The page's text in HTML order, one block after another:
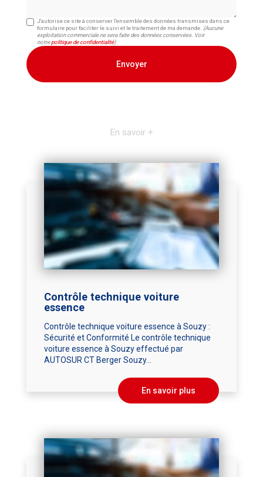
J'autorise ce site à conserver l'ensemble des données transmises dans ce
formulaire pour faciliter le suivi et le traitement de ma demande. (Aucune
exploitation commerciale ne sera faite des données conservées. Voir
notrepolitique de confidentialité)
En savoir +
Contrôle technique voiture
essence
Contrôle technique voiture essence à Souzy :
Sécurité et Conformité Le contrôle technique
voiture essence à Souzy effectué par
AUTOSUR CT Berger Souzy...
En savoir plus